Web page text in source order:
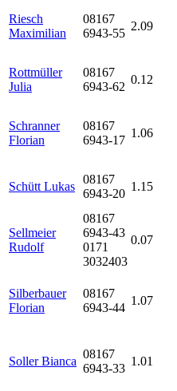
Riesch
Maximilian
08167
6943-55
2.09
Rottmüller
Julia
08167
6943-62
0.12
Schranner
Florian
08167
6943-17
1.06
Schütt Lukas
08167
6943-20
1.15
Sellmeier
Rudolf
08167
6943-43
0171
3032403
0.07
Silberbauer
Florian
08167
6943-44
1.07
Soller Bianca
08167
6943-33
1.01